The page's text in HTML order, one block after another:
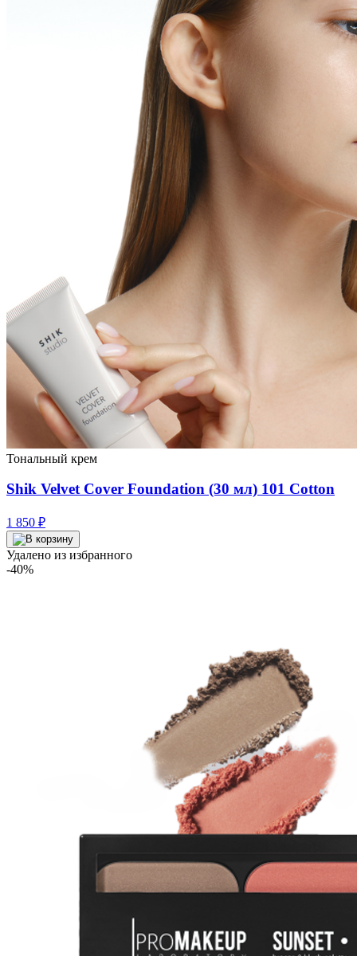
Тональный крем
Shik Velvet Cover Foundation (30 мл) 101 Cotton
1 850 ₽
Удалено из избранного
-40%